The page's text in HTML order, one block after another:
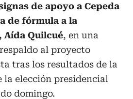
de apoyo a Cepeda
de fórmula a la
Aída Quilcué, en una
al proyecto
tras los resultados de la
la elección presidencial
domingo.